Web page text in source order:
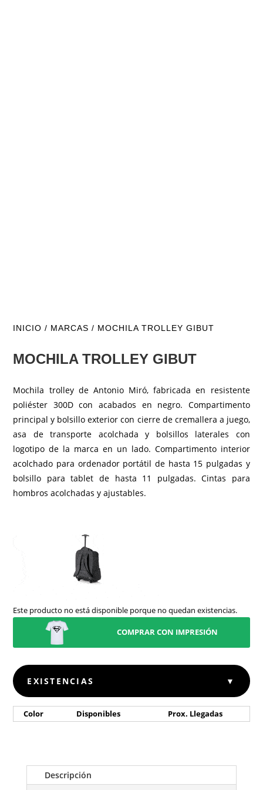
INICIO / MARCAS / MOCHILA TROLLEY GIBUT
MOCHILA TROLLEY GIBUT
Mochila trolley de Antonio Miró, fabricada en resistente
poliéster 300D con acabados en negro. Compartimento
principal y bolsillo exterior con cierre de cremallera a juego,
asa de transporte acolchada y bolsillos laterales con
logotipo de la marca en un lado. Compartimento interior
acolchado para ordenador portátil de hasta 15 pulgadas y
bolsillo para tablet de hasta 11 pulgadas. Cintas para
hombros acolchadas y ajustables.
Este producto no está disponible porque no quedan existencias.
COMPRAR CON IMPRESIÓN
EXISTENCIAS ▼
Color Disponibles Prox. Llegadas
Descripción